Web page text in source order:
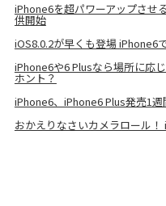
iPhone6を超パワーアップさせ
供開始
iOS8.0.2が早くも登場 iPhone6
iPhone6や6 Plusなら場所に応
ホント？
iPhone6、iPhone6 Plus発売1週
おかえりなさいカメラロール